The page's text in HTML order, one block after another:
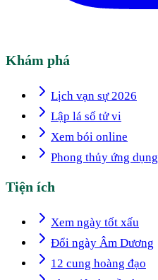
Khám phá
Lịch vạn sự 2026
Lập lá số tử vi
Xem bói online
Phong thủy ứng dụng
Tiện ích
Xem ngày tốt xấu
Đổi ngày Âm Dương
12 cung hoàng đạo